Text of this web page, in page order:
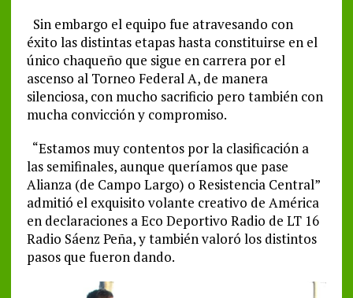
Sin embargo el equipo fue atravesando con
éxito las distintas etapas hasta constituirse en el
único chaqueño que sigue en carrera por el
ascenso al Torneo Federal A, de manera
silenciosa, con mucho sacrificio pero también con
mucha convicción y compromiso.
“Estamos muy contentos por la clasificación a
las semifinales, aunque queríamos que pase
Alianza (de Campo Largo) o Resistencia Central”
admitió el exquisito volante creativo de América
en declaraciones a Eco Deportivo Radio de LT 16
Radio Sáenz Peña, y también valoró los distintos
pasos que fueron dando.